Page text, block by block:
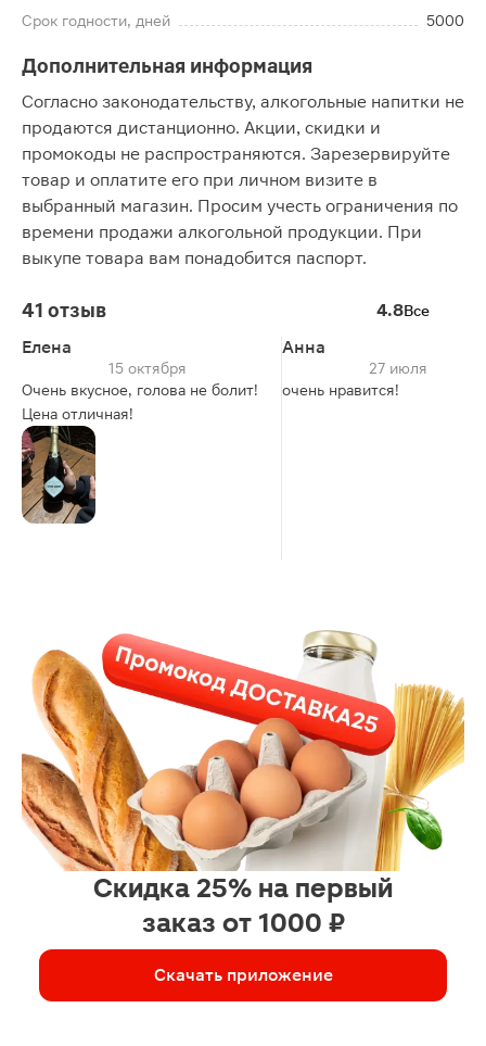
Срок годности, дней 5000
Дополнительная информация
Согласно законодательству, алкогольные напитки не
продаются дистанционно. Акции, скидки и
промокоды не распространяются. Зарезервируйте
товар и оплатите его при личном визите в
выбранный магазин. Просим учесть ограничения по
времени продажи алкогольной продукции. При
выкупе товара вам понадобится паспорт.
41 отзыв 4.8Все
Елена
15 октября
Очень вкусное, голова не болит!
Цена отличная!
Анна
27 июля
очень нравится!
Скидка 25% на первый
заказ от 1000 ₽
Скачать приложение